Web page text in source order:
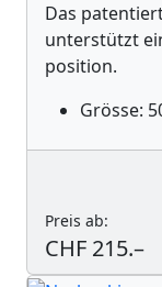
Das
unterstützt
position.
Grösse:
Preis ab:
CHF 215.–